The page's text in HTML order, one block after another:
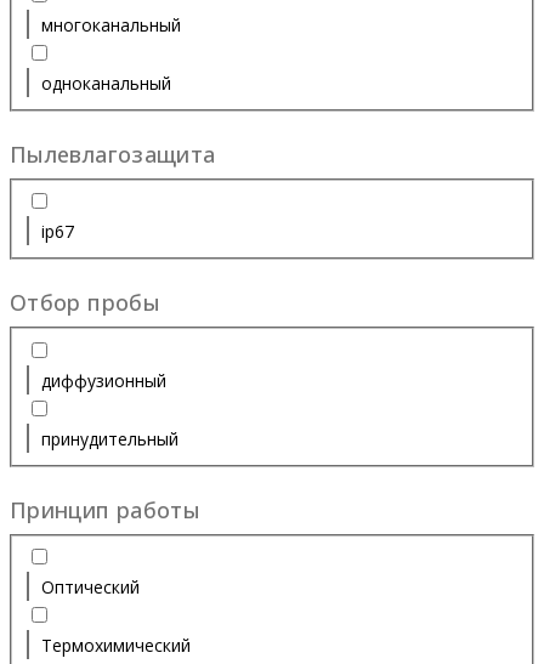
многоканальный
одноканальный
Пылевлагозащита
ip67
Отбор пробы
диффузионный
принудительный
Принцип работы
Оптический
Термохимический